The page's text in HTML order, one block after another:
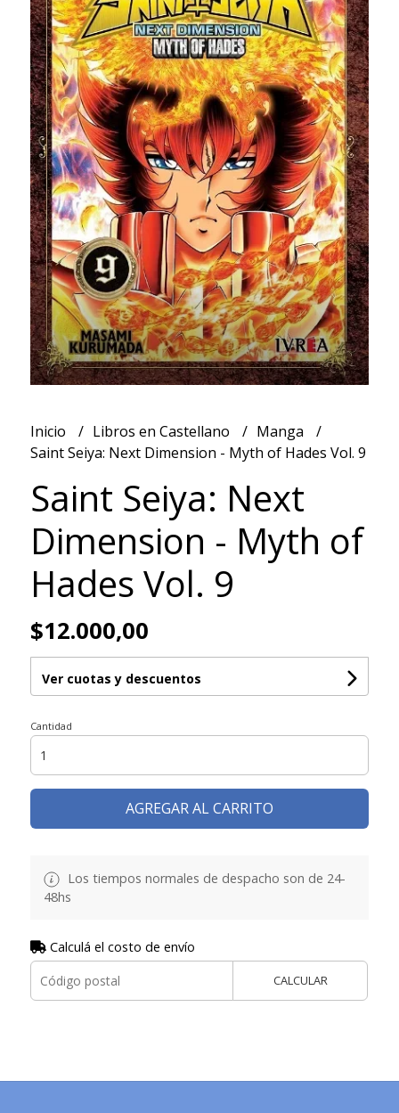
Inicio Libros en Castellano
Manga
Saint Seiya: Next Dimension - Myth of Hades Vol. 9
Saint Seiya: Next
Dimension - Myth of
Hades Vol. 9
$12.000,00
Ver cuotas y descuentos
Cantidad
AGREGAR AL CARRITO
Los tiempos normales de despacho son de 24-
48hs
Calculá el costo de envío
CALCULAR